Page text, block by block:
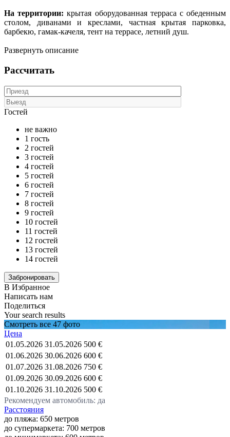
На территории: крытая оборудованная терраса с обеденным
столом, диванами и креслами, частная крытая парковка,
барбекю, гамак-качеля, тент на террасе, летний душ.
Развернуть описание
Рассчитать
Гостей
не важно
1 гость
2 гостей
3 гостей
4 гостей
5 гостей
6 гостей
7 гостей
8 гостей
9 гостей
10 гостей
11 гостей
12 гостей
13 гостей
14 гостей
В Избранное
Написать нам
Поделиться
Your search results
Смотреть все 47 фото
Цена
01.05.2026 31.05.2026 500 €
01.06.2026 30.06.2026 600 €
01.07.2026 31.08.2026 750 €
01.09.2026 30.09.2026 600 €
01.10.2026 31.10.2026 500 €
Рекомендуем автомобиль: да
Расстояния
до пляжа: 650 метров
до супермаркета: 700 метров